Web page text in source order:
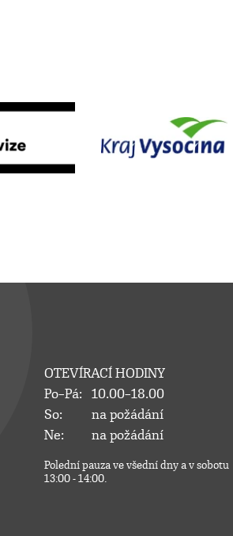
OTEVÍRACÍ HODINY
Po–Pá:
10.00–18.00
So:
na požádání
Ne:
na požádání
Polední pauza ve všední dny a v sobotu
13:00 - 14:00.